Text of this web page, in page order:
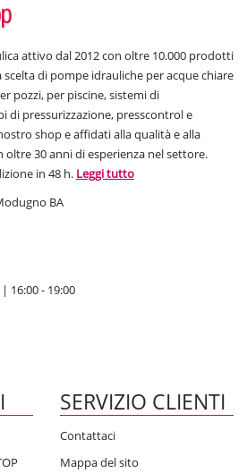
attivo dal 2012 con oltre 10.000 prodotti
di pompe idrauliche per acque chiare
pozzi, per piscine, sistemi di
di pressurizzazione, presscontrol e
shop e affidati alla qualità e alla
30 anni di esperienza nel settore.
in 48 h. Leggi tutto
BA
16:00 - 19:00
SERVIZIO CLIENTI
Contattaci
Mappa del sito